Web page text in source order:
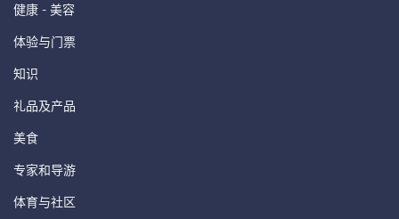
健康 - 美容
体验与门票
知识
礼品及产品
美食
专家和导游
体育与社区